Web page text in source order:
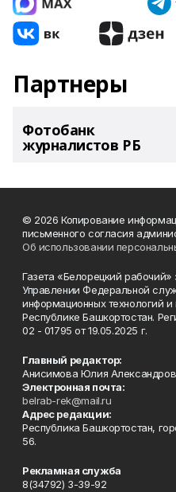
Партнеры
Фотобанк
журналистов РБ
© 2026 Копирование
письменного согласия
Об использовании
Газета «Белорецкий рабочий»
Управлении Федеральной
информационных технологий
Республике Башкортостан.
02 - 01795 от 19.05.2025 г.
Главный редактор:
Анисимова Юлия
Электронная почта:
belrab-rek@mail.ru
Адрес редакции:
Республика Башкортостан,
56.
Рекламная служба
8(34792) 3-39-92